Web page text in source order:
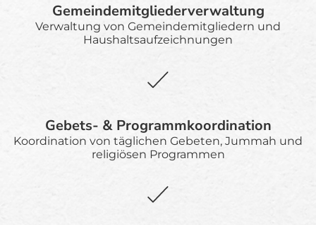
Gemeindemitgliederverwaltung
Verwaltung von Gemeindemitgliedern und
Haushaltsaufzeichnungen
Gebets- & Programmkoordination
Koordination von täglichen Gebeten, Jummah und
religiösen Programmen